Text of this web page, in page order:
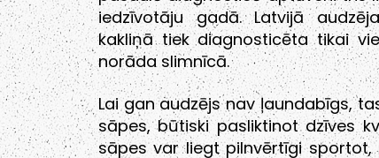
iedzīvotāju gadā. Latvijā
kakliņā tiek diagnosticēta tikai
norāda slimnīcā.
Lai gan audzējs nav ļaundabīgs,
sāpes, būtiski pasliktinot dzīves
sāpes var liegt pilnvērtīgi